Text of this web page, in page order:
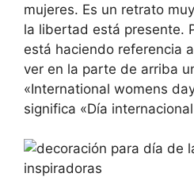
mujeres. Es un retrato
la libertad está presente.
está haciendo referencia
ver en la parte de arriba
«International womens
significa «Día